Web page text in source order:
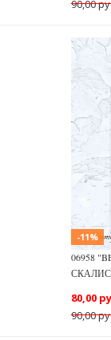
90,00
-11%
06958
90,00
80,00